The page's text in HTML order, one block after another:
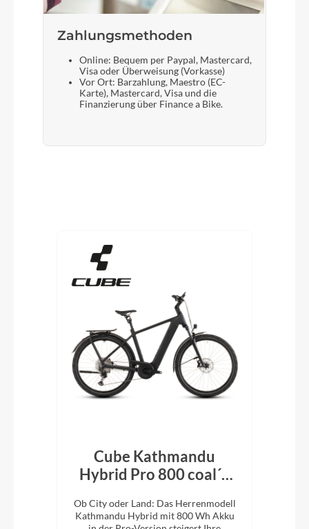
Zahlungsmethoden
Online: Bequem per Paypal, Mastercard,
Visa oder Überweisung (Vorkasse)
Vor Ort: Barzahlung, Maestro (EC-
Karte), Mastercard, Visa und die
Finanzierung über Finance a Bike.
Cube Kathmandu
Hybrid Pro 800 coal´n
Ob City oder Land: Das Herrenmodell
Kathmandu Hybrid mit 800 Wh Akku